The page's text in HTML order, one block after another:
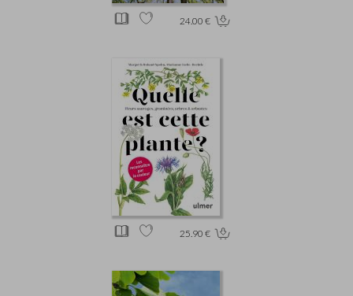
24.00 €
25.90 €